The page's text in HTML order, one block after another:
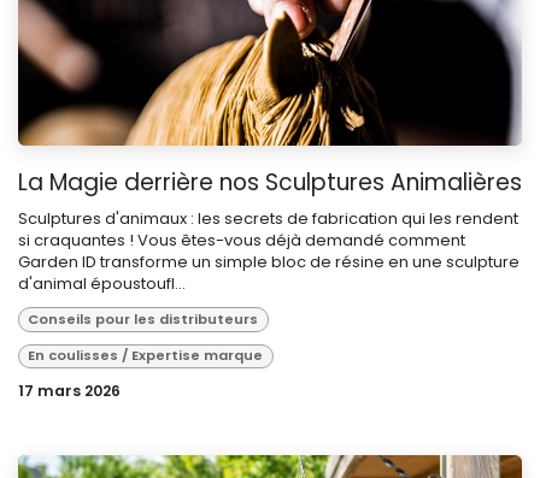
La Magie derrière nos Sculptures Animalières
Sculptures d'animaux : les secrets de fabrication qui les rendent
si craquantes ! Vous êtes-vous déjà demandé comment
Garden ID transforme un simple bloc de résine en une sculpture
d'animal époustoufl...
Conseils pour les distributeurs
En coulisses / Expertise marque
17 mars 2026